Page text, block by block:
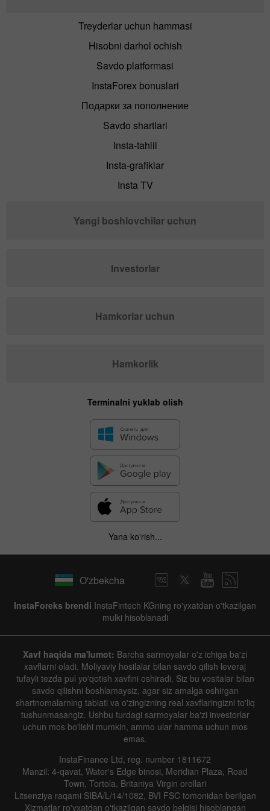
Treyderlar uchun hammasi
Hisobni darhol ochish
Savdo platformasi
InstaForex bonuslari
Подарки за пополнение
Savdo shartlari
Insta-tahlil
Insta-grafiklar
Insta TV
Yangi boshlovchilar uchun
Investorlar
Hamkorlar uchun
Hamkorlik
Terminalni yuklab olish
Yana ko'rish...
O'zbekcha
InstaForeks brendi InstaFintech KGning ro'yxatdan o'tkazilgan
mulki hisoblanadi
Xavf haqida ma'lumot: Barcha sarmoyalar o'z ichiga ba'zi
xavflarni oladi. Moliyaviy hosilalar bilan savdo qilish leveraj
tufayli tezda pul yo'qotish xavfini oshiradi. Siz bu vositalar bilan
savdo qilishni boshlamaysiz, agar siz amalga oshirgan
shartnomalarning tabiati va o'zingizning real xavflaringizni to'liq
tushunmasangiz. Ushbu turdagi sarmoyalar ba'zi investorlar
uchun mos bo'lishi mumkin, ammo ular hamma uchun mos
emas.
InstaFinance Ltd, reg. number 1811672
Manzil: 4-qavat, Water's Edge binosi, Meridian Plaza, Road
Town, Tortola, Britaniya Virgin orollari
Litsenziya raqami SIBA/L/14/1082, BVI FSC tomonidan berilgan
Xizmatlar ro'yxatdan o'tkazilgan savdo belgisi hisoblangan